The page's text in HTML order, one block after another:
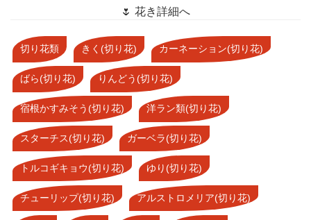
🌷 花き詳細へ
切り花類 きく(切り花) カーネーション(切り花)
ばら(切り花) りんどう(切り花)
宿根かすみそう(切り花) 洋ラン類(切り花)
スターチス(切り花) ガーベラ(切り花)
トルコギキョウ(切り花) ゆり(切り花)
チューリップ(切り花) アルストロメリア(切り花)